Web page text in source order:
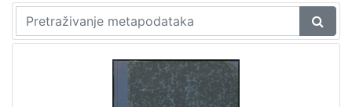
Nakladnička
cjelina
Zagreb na pragu modernog doba
Propisi Gradskog poglavarstva